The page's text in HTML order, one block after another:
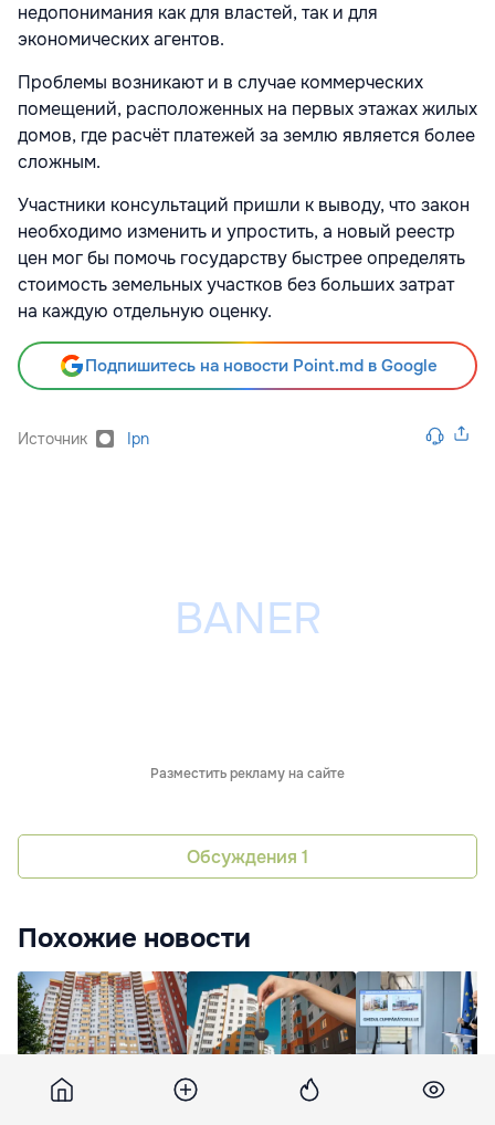
недопонимания как для властей, так и для
экономических агентов.
Проблемы возникают и в случае коммерческих
помещений, расположенных на первых этажах жилых
домов, где расчёт платежей за землю является более
сложным.
Участники консультаций пришли к выводу, что закон
необходимо изменить и упростить, а новый реестр
цен мог бы помочь государству быстрее определять
стоимость земельных участков без больших затрат
на каждую отдельную оценку.
Подпишитесь на новости Point.md в Google
Источник Ipn
Разместить рекламу на сайте
Обсуждения 1
Похожие новости
Продажи жилья в
Молдове рухнули, но
Молдаванину нужно
более 12 лет зарплат
В Молдове
«Руководство для